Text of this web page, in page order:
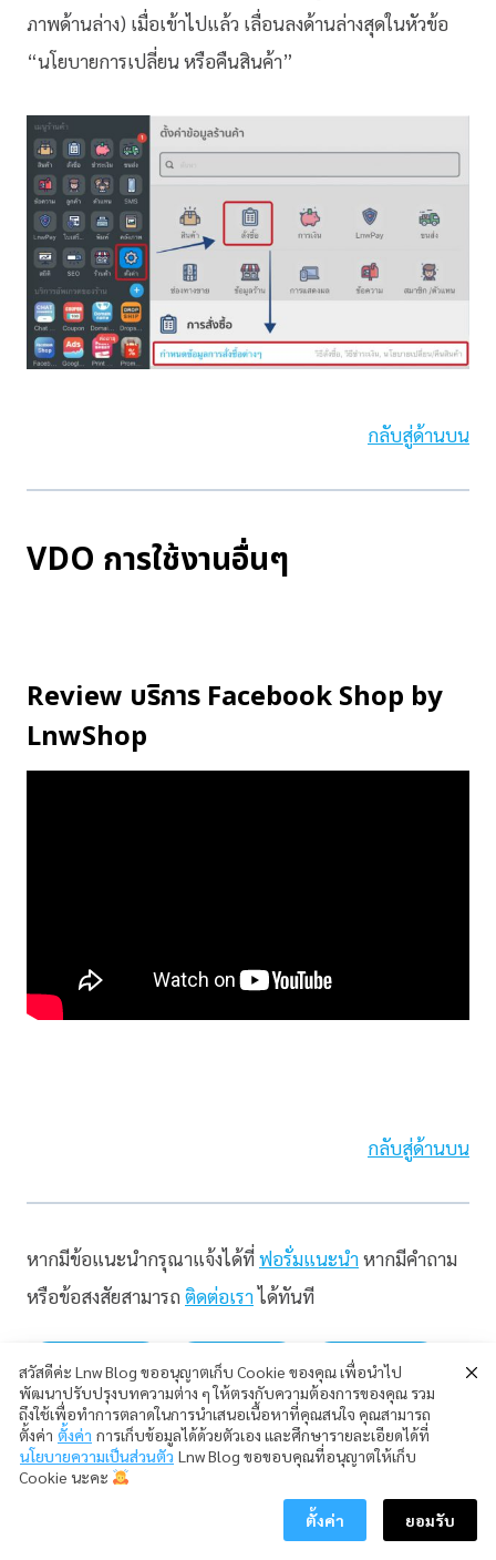
ภาพด้านล่าง) เมื่อเข้าไปแล้ว เลื่อนลงด้านล่างสุดในหัวข้อ
“นโยบายการเปลี่ยน หรือคืนสินค้า”
กลับสู่ด้านบน
VDO การใช้งานอื่นๆ
Review บริการ Facebook Shop by
LnwShop
กลับสู่ด้านบน
หากมีข้อแนะนำกรุณาแจ้งได้ที่ฟอรั่มแนะนำหากมีคำถาม
หรือข้อสงสัยสามารถ ติดต่อเราได้ทันที
#lnwShop Update การใช้งานระบบ ขายของออนไลน์
#ร้านค้าออนไลน์ #อัพเดตระบบใหม่
NEXT
สวัสดีค่ะ Lnw Blog ขออนุญาตเก็บ Cookie ของคุณ เพื่อนำไป
พัฒนาปรับปรุงบทความต่าง ๆ ให้ตรงกับความต้องการของคุณ รวม
ถึงใช้เพื่อทำการตลาดในการนำเสนอเนื้อหาที่คุณสนใจ คุณสามารถ
ตั้งค่า ตั้งค่า การเก็บข้อมูลได้ด้วยตัวเอง และศึกษารายละเอียดได้ที่
นโยบายความเป็นส่วนตัว Lnw Blog ขอขอบคุณที่อนุญาตให้เก็บ
Cookie นะคะ
ตั้งค่า ยอมรับ